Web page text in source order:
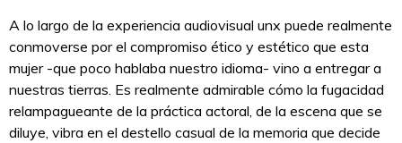
A lo largo de la experiencia audiovisual unx puede realmente
conmoverse por el compromiso ético y estético que esta
mujer -que poco hablaba nuestro idioma- vino a entregar a
nuestras tierras. Es realmente admirable cómo la fugacidad
relampagueante de la práctica actoral, de la escena que se
diluye, vibra en el destello casual de la memoria que decide